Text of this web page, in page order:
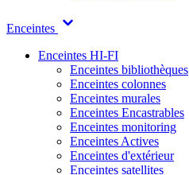
Enceintes
Enceintes HI-FI
Enceintes bibliothèques
Enceintes colonnes
Enceintes murales
Enceintes Encastrables
Enceintes monitoring
Enceintes Actives
Enceintes d'extérieur
Enceintes satellites